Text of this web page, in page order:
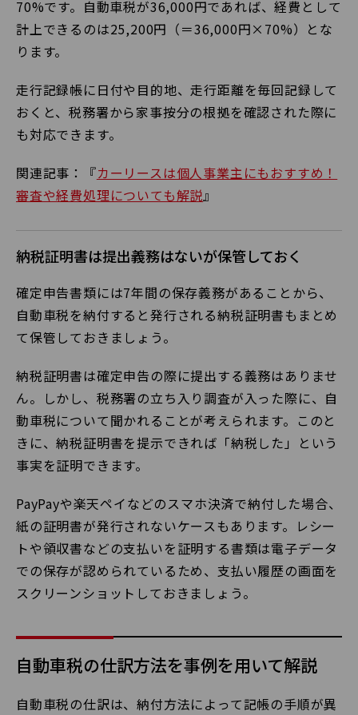
70%です。自動車税が36,000円であれば、経費として
計上できるのは25,200円（＝36,000円×70%）とな
ります。
走行記録帳に日付や目的地、走行距離を毎回記録して
おくと、税務署から家事按分の根拠を確認された際に
も対応できます。
関連記事：『カーリースは個人事業主にもおすすめ！
審査や経費処理についても解説』
納税証明書は提出義務はないが保管しておく
確定申告書類には7年間の保存義務があることから、
自動車税を納付すると発行される納税証明書もまとめ
て保管しておきましょう。
納税証明書は確定申告の際に提出する義務はありませ
ん。しかし、税務署の立ち入り調査が入った際に、自
動車税について聞かれることが考えられます。このと
きに、納税証明書を提示できれば「納税した」という
事実を証明できます。
PayPayや楽天ペイなどのスマホ決済で納付した場合、
紙の証明書が発行されないケースもあります。レシー
トや領収書などの支払いを証明する書類は電子データ
での保存が認められているため、支払い履歴の画面を
スクリーンショットしておきましょう。
自動車税の仕訳方法を事例を用いて解説
自動車税の仕訳は、納付方法によって記帳の手順が異